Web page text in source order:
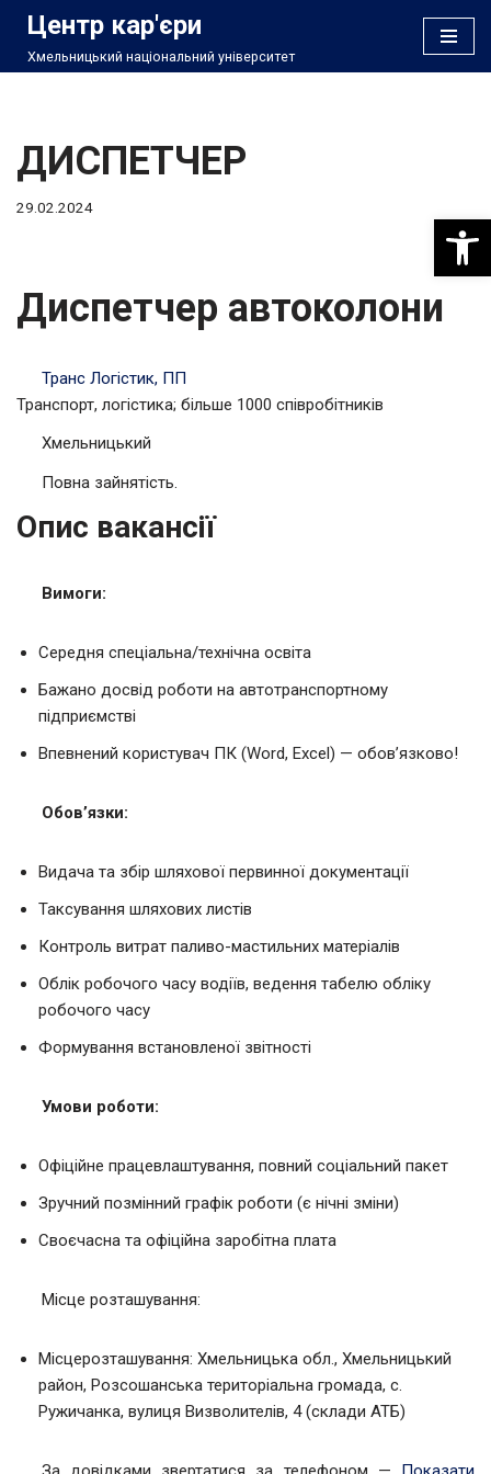
Перейти
Центр кар'єри
Хмельницький національний університет
ДИСПЕТЧЕР
29.02.2024
Диспетчер автоколони
Транс Логістик, ПП
Транспорт, логістика; більше 1000 співробітників
Хмельницький
Повна зайнятість.
Опис вакансії
Вимоги:
Середня спеціальна/технічна освіта
Бажано досвід роботи на автотранспортному
підприємстві
Впевнений користувач ПК (Word, Excel) — обов’язково!
Обов’язки:
Видача та збір шляхової первинної документації
Таксування шляхових листів
Контроль витрат паливо-мастильних матеріалів
Облік робочого часу водіїв, ведення табелю обліку
робочого часу
Формування встановленої звітності
Умови роботи:
Офіційне працевлаштування, повний соціальний пакет
Зручний позмінний графік роботи (є нічні зміни)
Своєчасна та офіційна заробітна плата
Місце розташування:
Місцерозташування: Хмельницька обл., Хмельницький
район, Розсошанська територіальна громада, с.
Ружичанка, вулиця Визволителів, 4 (склади АТБ)